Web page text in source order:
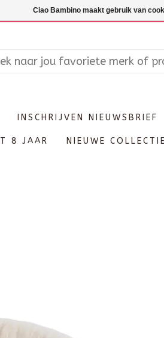
INSCHRIJVEN NIEUWSBRIEF
8 JAAR NIEUWE
Ciao Bambino maakt gebruik van